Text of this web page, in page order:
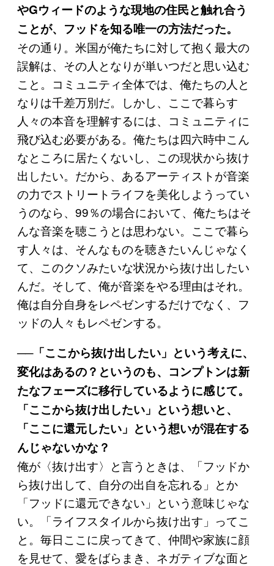
やGウィードのような現地の住民と触れ合う
ことが、フッドを知る唯一の方法だった。
その通り。米国が俺たちに対して抱く最大の
誤解は、その人となりが単いつだと思い込む
こと。コミュニティ全体では、俺たちの人と
なりは千差万別だ。しかし、ここで暮らす
人々の本音を理解するには、コミュニティに
飛び込む必要がある。俺たちは四六時中こん
なところに居たくないし、この現状から抜け
出したい。だから、あるアーティストが音楽
の力でストリートライフを美化しようってい
うのなら、99％の場合において、俺たちはそ
んな音楽を聴こうとは思わない。ここで暮ら
す人々は、そんなものを聴きたいんじゃなく
て、このクソみたいな状況から抜け出したい
んだ。そして、俺が音楽をやる理由はそれ。
俺は自分自身をレペゼンするだけでなく、フ
ッドの人々もレペゼンする。
──「ここから抜け出したい」という考えに、
変化はあるの？というのも、コンプトンは新
たなフェーズに移行しているように感じて。
「ここから抜け出したい」という想いと、
「ここに還元したい」という想いが混在する
んじゃないかな？
俺が〈抜け出す〉と言うときは、「フッドか
ら抜け出して、自分の出自を忘れる」とか
「フッドに還元できない」という意味じゃな
い。「ライフスタイルから抜け出す」ってこ
と。毎日ここに戻ってきて、仲間や家族に顔
を見せて、愛をばらまき、ネガティブな面と